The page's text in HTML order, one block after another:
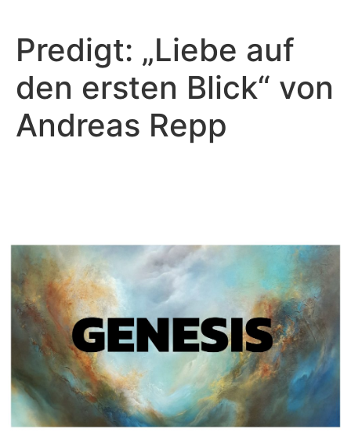
Predigt: „Liebe auf
den ersten Blick“ von
Andreas Repp
Audio-Player